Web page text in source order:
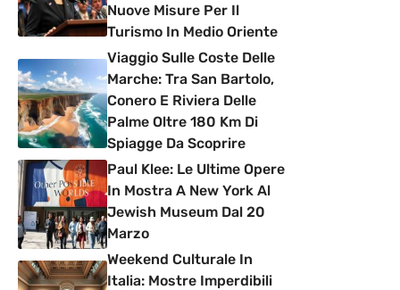
Nuove Misure Per Il
Turismo In Medio Oriente
Viaggio Sulle Coste Delle
Marche: Tra San Bartolo,
Conero E Riviera Delle
Palme Oltre 180 Km Di
Spiagge Da Scoprire
Paul Klee: Le Ultime Opere
In Mostra A New York Al
Jewish Museum Dal 20
Marzo
Weekend Culturale In
Italia: Mostre Imperdibili